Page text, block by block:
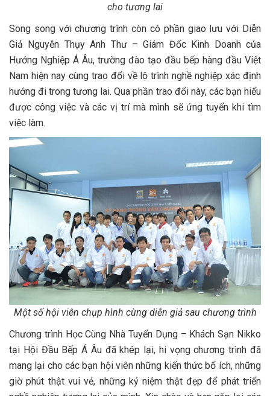
cho tương lai
Song song với chương trình còn có phần giao lưu với Diễn
Giả Nguyễn Thụy Anh Thư – Giám Đốc Kinh Doanh của
Hướng Nghiệp Á Âu, trường đào tạo đầu bếp hàng đầu Việt
Nam hiện nay cùng trao đổi về lộ trình nghề nghiệp xác định
hướng đi trong tương lai. Qua phần trao đổi này, các bạn hiểu
được công việc và các vị trí mà mình sẽ ứng tuyển khi tìm
việc làm.
Một số hội viên chụp hình cùng diễn giả sau chương trình
Chương trình Học Cùng Nhà Tuyển Dụng – Khách Sạn Nikko
tại Hội Đầu Bếp Á Âu đã khép lại, hi vọng chương trình đã
mang lại cho các bạn hội viên những kiến thức bổ ích, những
giờ phút thật vui vẻ, những kỷ niệm thật đẹp để phát triển